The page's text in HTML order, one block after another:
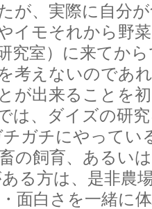
が、実際に自分
イモそれから野
究室）に来てか
考えないのであ
が出来ることを
は、ダイズの研
ガチにやってい
の飼育、あるい
る方は、是非農
面白さを一緒に